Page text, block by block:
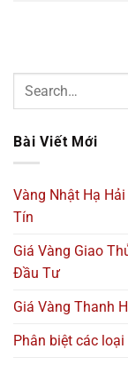
Bài Viết Mới
Vàng Nhật Hạ
Tín
Giá Vàng Giao
Đầu Tư
Giá Vàng Thanh
Phân biệt các